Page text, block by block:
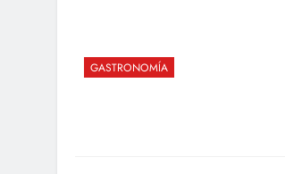
GASTRONOMÍA